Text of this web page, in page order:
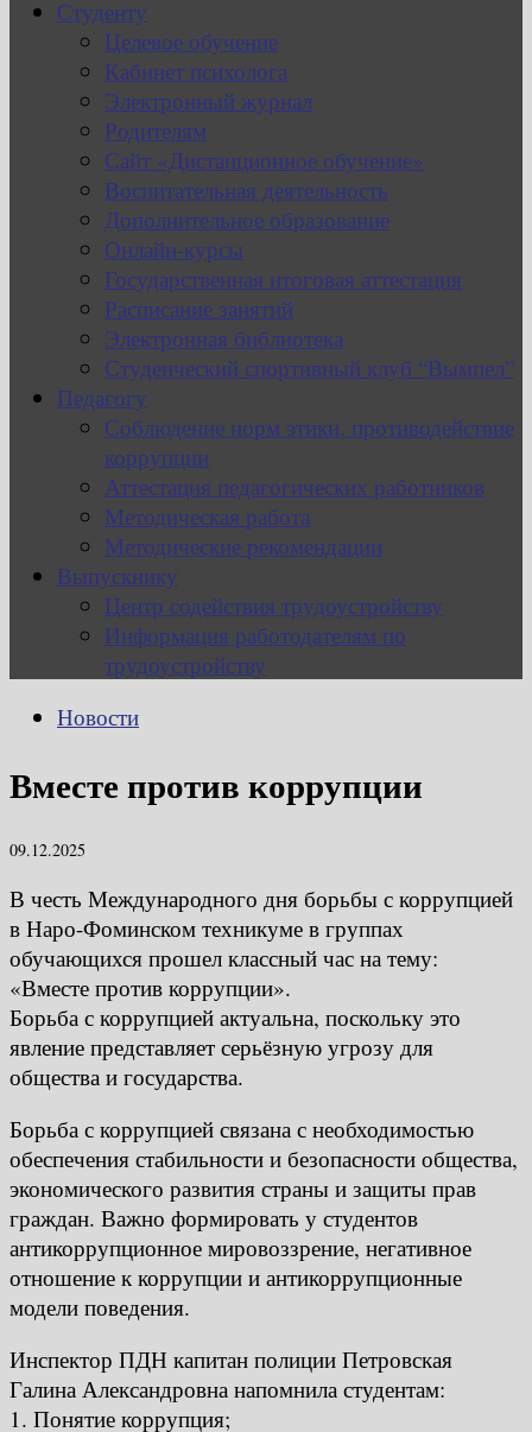
Студенту
Целевое обучение
Кабинет психолога
Электронный журнал
Родителям
Сайт «Дистанционное обучение»
Воспитательная деятельность
Дополнительное образование
Онлайн-курсы
Государственная итоговая аттестация
Расписание занятий
Электронная библиотека
Студенческий спортивный клуб “Вымпел”
Педагогу
Соблюдение норм этики, противодействие
коррупции
Аттестация педагогических работников
Методическая работа
Методические рекомендации
Выпускнику
Центр содействия трудоустройству
Информация работодателям по
трудоустройству
Новости
Вместе против коррупции
09.12.2025
В честь Международного дня борьбы с коррупцией
в Наро-Фоминском техникуме в группах
обучающихся прошел классный час на тему:
«Вместе против коррупции».
Борьба с коррупцией актуальна, поскольку это
явление представляет серьёзную угрозу для
общества и государства.
Борьба с коррупцией связана с необходимостью
обеспечения стабильности и безопасности общества,
экономического развития страны и защиты прав
граждан. Важно формировать у студентов
антикоррупционное мировоззрение, негативное
отношение к коррупции и антикоррупционные
модели поведения.
Инспектор ПДН капитан полиции Петровская
Галина Александровна напомнила студентам:
1. Понятие коррупция;